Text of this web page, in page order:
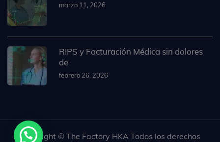
marzo 11, 2026
RIPS y Facturación Médica sin dolores
de
febrero 26, 2026
Copyright © The Factory HKA Todos los derechos